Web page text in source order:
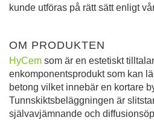
kunde utföras på rätt sätt enligt
OM PRODUKTEN
HyCem som är en estetiskt
enkomponentsprodukt som kan
betong vilket innebär en kortare
Tunnskiktsbeläggningen är
självavjämnande och